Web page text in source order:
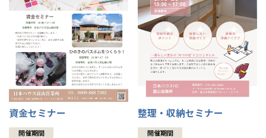
資金セミナー
開催期間
整理・収納セミナー
開催期間